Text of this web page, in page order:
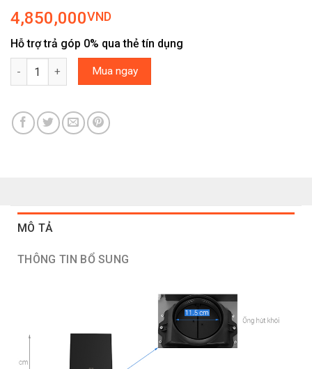
4,850,000VND
Hỗ trợ trả góp 0% qua thẻ tín dụng
Máy hút mùi áp tường Junger HRJ-701 số lượng
Mua ngay
MÔ TẢ
THÔNG TIN BỔ SUNG